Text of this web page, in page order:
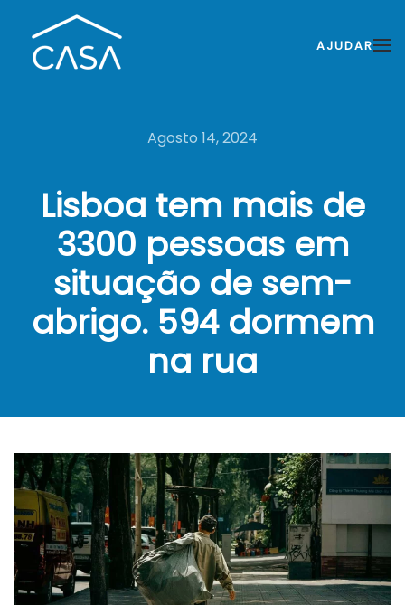
AJUDAR
Agosto 14, 2024
Lisboa tem mais de
3300 pessoas em
situação de sem-
abrigo. 594 dormem
na rua